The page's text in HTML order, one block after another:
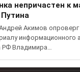
непричастен к
Акимов
информационного
РФ Владимира…